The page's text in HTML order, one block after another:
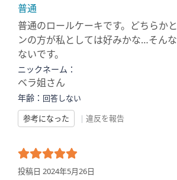
普通
普通のロールケーキです。どちらか
ンの方が私としては好みかな…そん
ないです。
ニックネーム：
ベラ姐さん
年齢： 回答しない
参考になった
| 違反を報告
投稿日 2024年5月26日